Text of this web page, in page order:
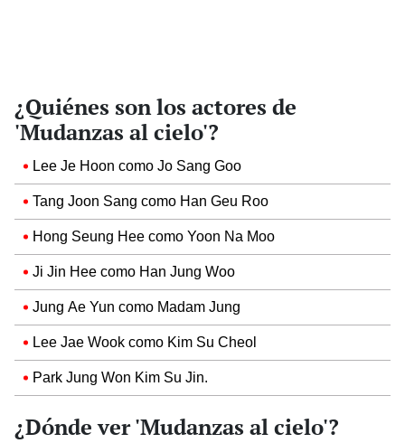
¿Quiénes son los actores de
'Mudanzas al cielo'?
Lee Je Hoon como Jo Sang Goo
Tang Joon Sang como Han Geu Roo
Hong Seung Hee como Yoon Na Moo
Ji Jin Hee como Han Jung Woo
Jung Ae Yun como Madam Jung
Lee Jae Wook como Kim Su Cheol
Park Jung Won Kim Su Jin.
¿Dónde ver 'Mudanzas al cielo'?